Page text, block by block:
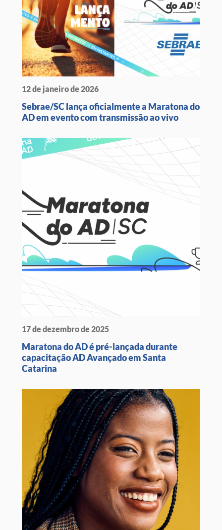
12 de janeiro de 2026
Sebrae/SC lança oficialmente a Maratona do
AD em evento com transmissão ao vivo
17 de dezembro de 2025
Maratona do AD é pré-lançada durante
capacitação AD Avançado em Santa
Catarina